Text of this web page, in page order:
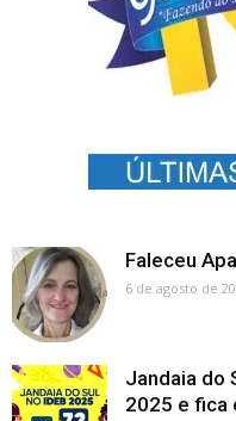
Faleceu
6 de agosto de
Jandaia do
2025 e fica